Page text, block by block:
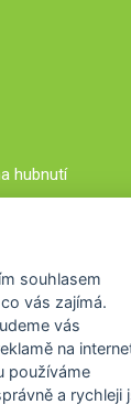
hubnutí
souhlasem
co vás zajímá.
vás
na
používáme
a rychleji